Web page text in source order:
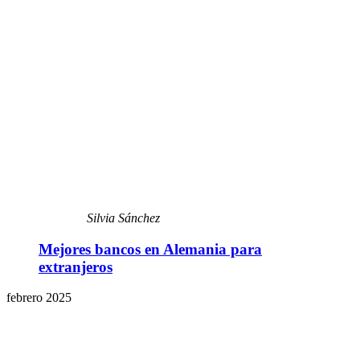
Silvia Sánchez
Mejores bancos en Alemania para
extranjeros
febrero 2025